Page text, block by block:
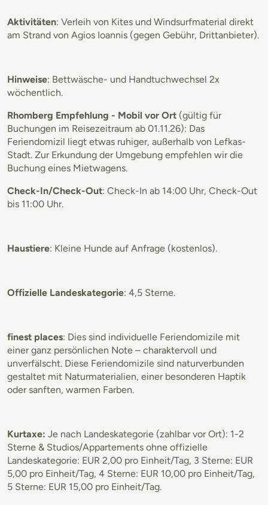
Aktivitäten: Verleih von Kites und Windsurfmaterial direkt
am Strand von Agios Ioannis (gegen Gebühr, Drittanbieter).
Hinweise: Bettwäsche- und Handtuchwechsel 2x
wöchentlich.
Rhomberg Empfehlung - Mobil vor Ort (gültig für
Buchungen im Reisezeitraum ab 01.11.26): Das
Feriendomizil liegt etwas ruhiger, außerhalb von Lefkas-
Stadt. Zur Erkundung der Umgebung empfehlen wir die
Buchung eines Mietwagens.
Check-In/Check-Out: Check-In ab 14:00 Uhr, Check-Out
bis 11:00 Uhr.
Haustiere: Kleine Hunde auf Anfrage (kostenlos).
Offizielle Landeskategorie: 4,5 Sterne.
finest places: Dies sind individuelle Feriendomizile mit
einer ganz persönlichen Note – charaktervoll und
unverfälscht. Diese Feriendomizile sind naturverbunden
gestaltet mit Naturmaterialien, einer besonderen Haptik
oder sanften, warmen Farben.
Kurtaxe: Je nach Landeskategorie (zahlbar vor Ort): 1-2
Sterne & Studios/Appartements ohne offizielle
Landeskategorie: EUR 2,00 pro Einheit/Tag, 3 Sterne: EUR
5,00 pro Einheit/Tag, 4 Sterne: EUR 10,00 pro Einheit/Tag,
5 Sterne: EUR 15,00 pro Einheit/Tag.